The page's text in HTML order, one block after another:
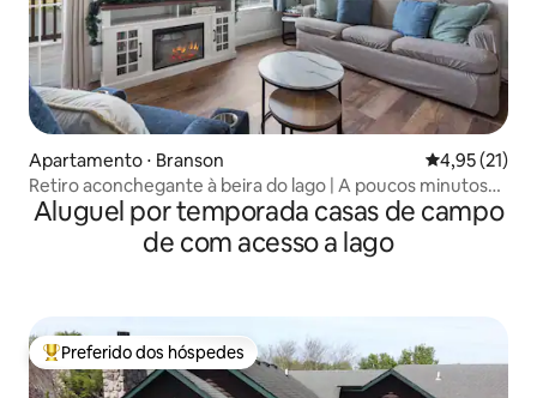
Apartamento ⋅ Branson 4,95 de uma
4,95 (21)
Retiro aconchegante à beira do lago | A poucos minutos
da diversão de Branson!
Aluguel por temporada casas de campo
de com acesso a lago
Entre os melhores preferidos dos hóspedes
Preferido dos hóspedes